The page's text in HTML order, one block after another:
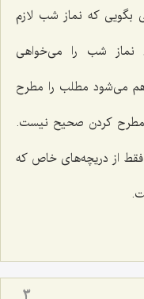
كه نماز شب لازم
نماز شب را می‌خواهی
هم می‌شود مطلب را مطرح
مطرح كردن صحیح نیست.
از دریچه‌های خاص كه